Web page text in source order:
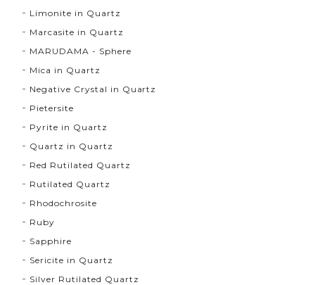
Limonite in Quartz
Marcasite in Quartz
MARUDAMA - Sphere
Mica in Quartz
Negative Crystal in Quartz
Pietersite
Pyrite in Quartz
Quartz in Quartz
Red Rutilated Quartz
Rutilated Quartz
Rhodochrosite
Ruby
Sapphire
Sericite in Quartz
Silver Rutilated Quartz